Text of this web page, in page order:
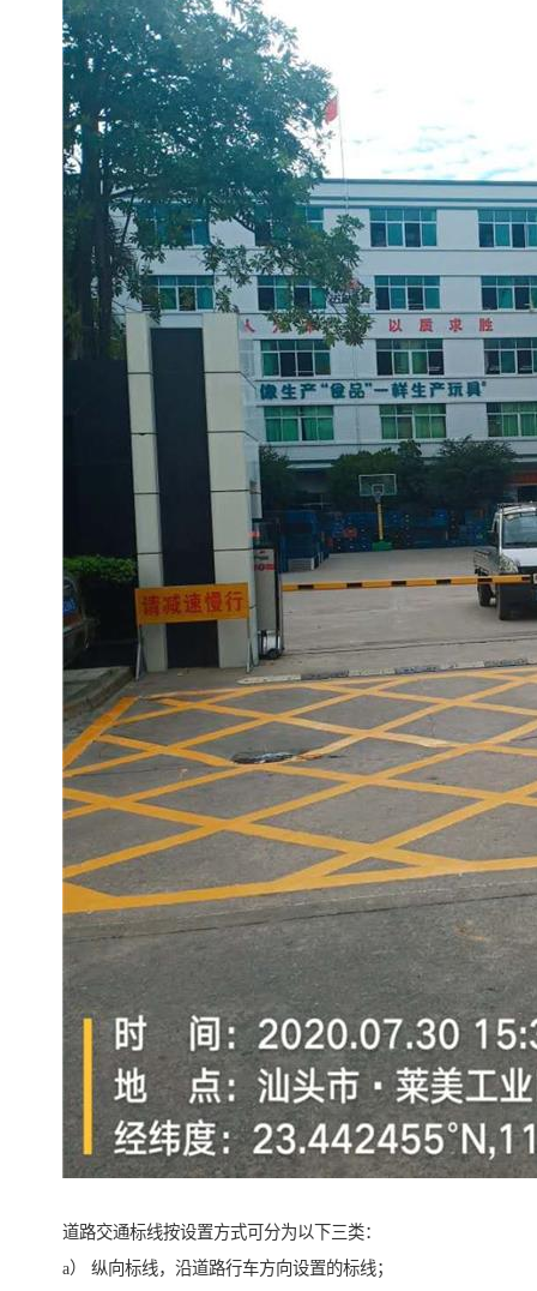
道路交通标线按设置方式可分为以下三类：
a） 纵向标线，沿道路行车方向设置的标线；